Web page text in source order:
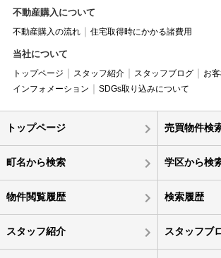
不動産購入について
不動産購入の流れ 住宅取得時にかかる諸費用
当社について
トップページ スタッフ紹介 スタッフブログ お
インフォメーション
SDGs取り込みについて
トップページ 売買物件検
町名から検索 学区から検
物件閲覧履歴 検索履歴
スタッフ紹介 スタッフブ